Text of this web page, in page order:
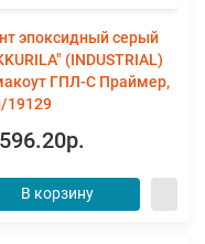
эпоксидный серый
(INDUSTRIAL)
ГПЛ-С Праймер,
19129
В корзину